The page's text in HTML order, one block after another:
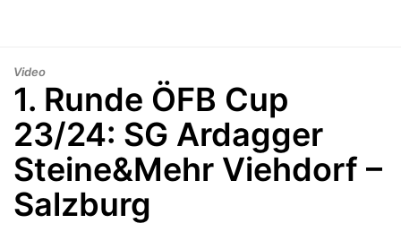
Video
1. Runde ÖFB Cup
23/24: SG Ardagger
Steine&Mehr Viehdorf –
Salzburg